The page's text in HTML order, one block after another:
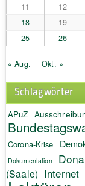
11
12
18
19
25
26
« Aug. Okt. »
Schlagwörter
APuZ
Corona-Krise
Dokumentation
(Saale) Internet